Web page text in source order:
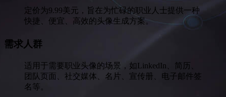
定价为9.99美元，旨在为忙碌的职业人士提供一种
快捷、便宜、高效的头像生成方案。
需求人群
适用于需要职业头像的场景，如LinkedIn、简历、
团队页面、社交媒体、名片、宣传册、电子邮件签
名等。